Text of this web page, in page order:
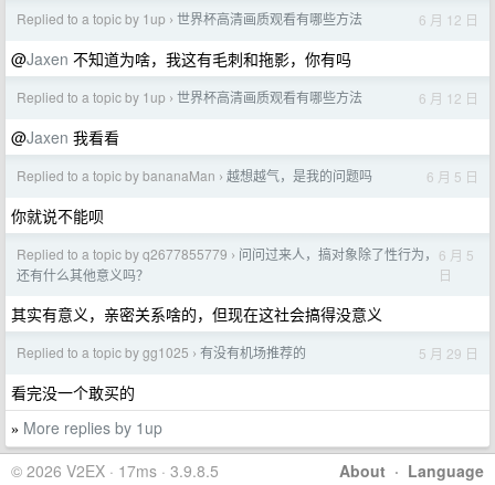
Replied to a topic by 1up › 世界杯高清画质观看有哪些方法 6 月 12 日
@Jaxen 不知道为啥，我这有毛刺和拖影，你有吗
Replied to a topic by 1up › 世界杯高清画质观看有哪些方法 6 月 12 日
@Jaxen 我看看
Replied to a topic by bananaMan › 越想越气，是我的问题吗 6 月 5 日
你就说不能呗
Replied to a topic by q2677855779 › 问问过来人，搞对象除了性行为，
还有什么其他意义吗？
6 月 5
日
其实有意义，亲密关系啥的，但现在这社会搞得没意义
Replied to a topic by gg1025 › 有没有机场推荐的 5 月 29 日
看完没一个敢买的
» More replies by 1up
About · Language
© 2026 V2EX · 17ms · 3.9.8.5